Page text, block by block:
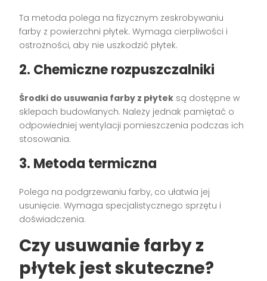
Ta metoda polega na fizycznym zeskrobywaniu
farby z powierzchni płytek. Wymaga cierpliwości i
ostrożności, aby nie uszkodzić płytek.
2. Chemiczne rozpuszczalniki
Środki do usuwania farby z płytek są dostępne w
sklepach budowlanych. Należy jednak pamiętać o
odpowiedniej wentylacji pomieszczenia podczas ich
stosowania.
3. Metoda termiczna
Polega na podgrzewaniu farby, co ułatwia jej
usunięcie. Wymaga specjalistycznego sprzętu i
doświadczenia.
Czy usuwanie farby z
płytek jest skuteczne?